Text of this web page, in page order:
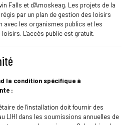
Falls et d'Amoskeag. Les projets de la
par un plan de gestion des loisirs
avec les organismes publics et les
L'accès public est gratuit.
la condition spécifique à
:
de l'installation doit fournir des
LIHI dans les soumissions annuelles de